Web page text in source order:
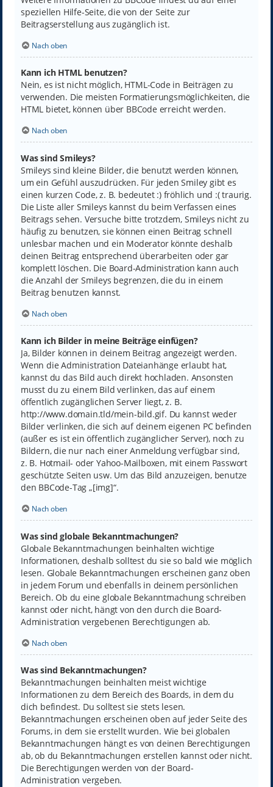
speziellen Hilfe-Seite, die von der Seite zur
Beitragserstellung aus zugänglich ist.
Nach oben
Kann ich HTML benutzen?
Nein, es ist nicht möglich, HTML-Code in Beiträgen zu
verwenden. Die meisten Formatierungsmöglichkeiten, die
HTML bietet, können über BBCode erreicht werden.
Nach oben
Was sind Smileys?
Smileys sind kleine Bilder, die benutzt werden können,
um ein Gefühl auszudrücken. Für jeden Smiley gibt es
einen kurzen Code, z. B. bedeutet :) fröhlich und :( traurig.
Die Liste aller Smileys kannst du beim Verfassen eines
Beitrags sehen. Versuche bitte trotzdem, Smileys nicht zu
häufig zu benutzen, sie können einen Beitrag schnell
unlesbar machen und ein Moderator könnte deshalb
deinen Beitrag entsprechend überarbeiten oder gar
komplett löschen. Die Board-Administration kann auch
die Anzahl der Smileys begrenzen, die du in einem
Beitrag benutzen kannst.
Nach oben
Kann ich Bilder in meine Beiträge einfügen?
Ja, Bilder können in deinem Beitrag angezeigt werden.
Wenn die Administration Dateianhänge erlaubt hat,
kannst du das Bild auch direkt hochladen. Ansonsten
musst du zu einem Bild verlinken, das auf einem
öffentlich zugänglichen Server liegt, z. B.
http://www.domain.tld/mein-bild.gif. Du kannst weder
Bilder verlinken, die sich auf deinem eigenen PC befinden
(außer es ist ein öffentlich zugänglicher Server), noch zu
Bildern, die nur nach einer Anmeldung verfügbar sind,
z. B. Hotmail- oder Yahoo-Mailboxen, mit einem Passwort
geschützte Seiten usw. Um das Bild anzuzeigen, benutze
den BBCode-Tag „[img]“.
Nach oben
Was sind globale Bekanntmachungen?
Globale Bekanntmachungen beinhalten wichtige
Informationen, deshalb solltest du sie so bald wie möglich
lesen. Globale Bekanntmachungen erscheinen ganz oben
in jedem Forum und ebenfalls in deinem persönlichen
Bereich. Ob du eine globale Bekanntmachung schreiben
kannst oder nicht, hängt von den durch die Board-
Administration vergebenen Berechtigungen ab.
Nach oben
Was sind Bekanntmachungen?
Bekanntmachungen beinhalten meist wichtige
Informationen zu dem Bereich des Boards, in dem du
dich befindest. Du solltest sie stets lesen.
Bekanntmachungen erscheinen oben auf jeder Seite des
Forums, in dem sie erstellt wurden. Wie bei globalen
Bekanntmachungen hängt es von deinen Berechtigungen
ab, ob du Bekanntmachungen erstellen kannst oder nicht.
Die Berechtigungen werden von der Board-
Administration vergeben.